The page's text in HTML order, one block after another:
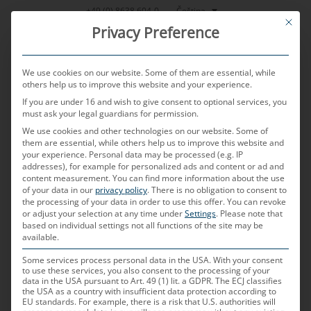
Přeskočit
+49 (0) 8638 604-0 Čeština
MENU
PUBLIKOVÁNO DNE26. 6. 2024 AUTOREMWOLFGANG
REITSAMER
Odolné dodavatelské řetězce:
strategie dodavatelů v
automobilovém průmyslu v
době globálních obchodních
This
Privacy Preference
We use cookies on our website. Some of them are essential, while
others help us to improve this website and your experience.
If you are under 16 and wish to give consent to optional services, you
must ask your legal guardians for permission.
We use cookies and other technologies on our website. Some of
them are essential, while others help us to improve this website and
your experience. Personal data may be processed (e.g. IP
addresses), for example for personalized ads and content or ad and
content measurement.You can find more information about the use
of your data in our privacy policy.There is no obligation to consent to
the processing of your data in order to use this offer.You can revoke
or adjust your selection at any time underSettings. Please note that
based on individual settings not all functions of the site may be
available.
Some services process personal data in the USA. With your consent
to use these services, you also consent to the processing of your
data in the USA pursuant to Art. 49 (1) lit. a GDPR. The ECJ classifies
the USA as a country with insufficient data protection according to
EU standards. For example, there is a risk that U.S. authorities will